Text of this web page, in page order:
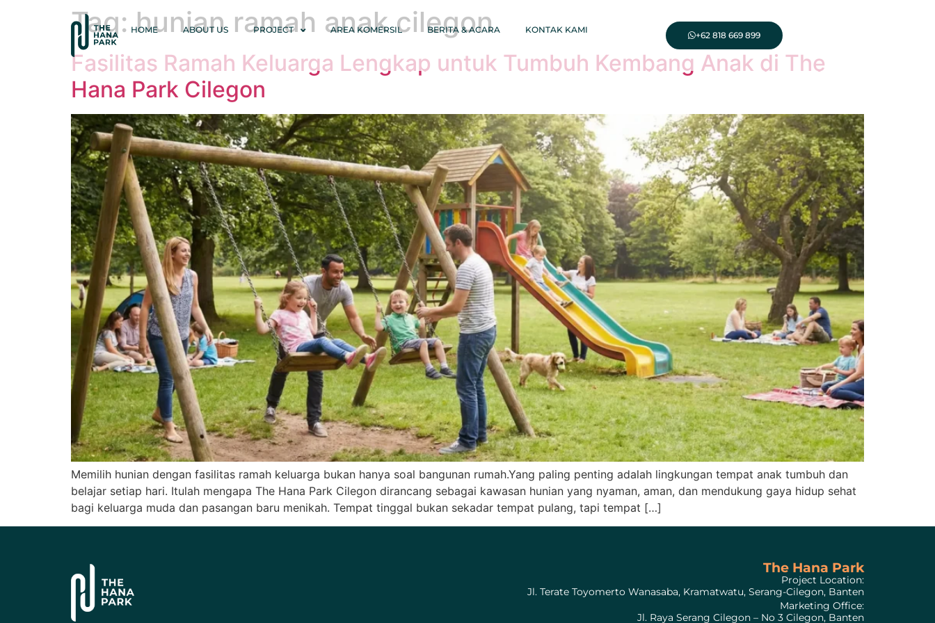
HOME ABOUT US PROJECT AREA KOMERSIL BERITA & ACARA KONTAK KAMI
+62 818 669 899
Tag:hunian ramah anak cilegon
Fasilitas Ramah Keluarga Lengkap untuk Tumbuh Kembang Anak di The
Hana Park Cilegon
Memilih hunian dengan fasilitas ramah keluarga bukan hanya soal bangunan rumah.Yang paling penting adalah lingkungan tempat anak tumbuh dan
belajar setiap hari. Itulah mengapa The Hana Park Cilegon dirancang sebagai kawasan hunian yang nyaman, aman, dan mendukung gaya hidup sehat
bagi keluarga muda dan pasangan baru menikah. Tempat tinggal bukan sekadar tempat pulang, tapi tempat […]
The Hana Park
Project Location:
Jl. Terate Toyomerto Wanasaba, Kramatwatu, Serang-Cilegon, Banten
Marketing Office:
Jl. Raya Serang Cilegon – No 3 Cilegon, Banten